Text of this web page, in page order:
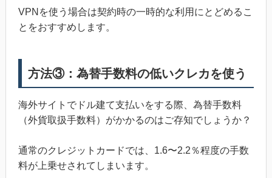
VPNを使う場合は契約時の一時的な利用にとどめるこ
とをおすすめします。
方法③：為替手数料の低いクレカを使う
海外サイトでドル建て支払いをする際、為替手数料
（外貨取扱手数料）がかかるのはご存知でしょうか？
通常のクレジットカードでは、1.6〜2.2％程度の手数
料が上乗せされてしまいます。